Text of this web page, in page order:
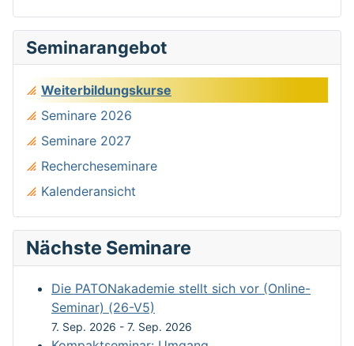
Seminarangebot
Weiterbildungskurse
Seminare 2026
Seminare 2027
Rechercheseminare
Kalenderansicht
Nächste Seminare
Die PATONakademie stellt sich vor (Online-
Seminar) (26-V5)
7. Sep. 2026 - 7. Sep. 2026